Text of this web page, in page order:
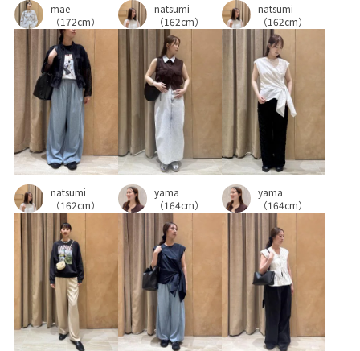
mae
（172cm）
natsumi
（162cm）
natsumi
（162cm）
natsumi
（162cm）
yama
（164cm）
yama
（164cm）